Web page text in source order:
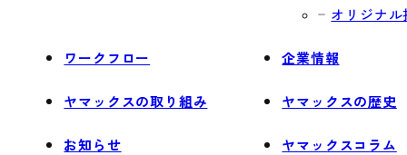
オリジナル
ワークフロー 企業情報
ヤマックスの取り組み ヤマックスの歴史
お知らせ ヤマックスコラム